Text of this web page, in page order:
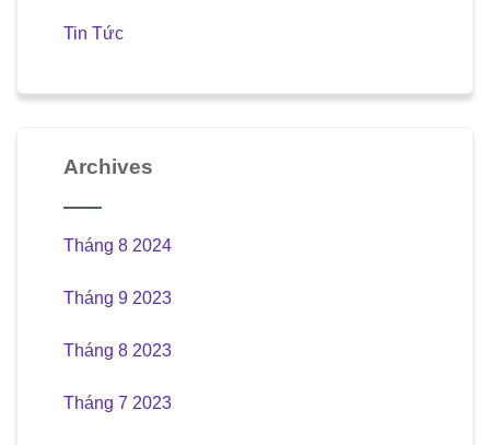
Tin Tức
Archives
Tháng 8 2024
Tháng 9 2023
Tháng 8 2023
Tháng 7 2023